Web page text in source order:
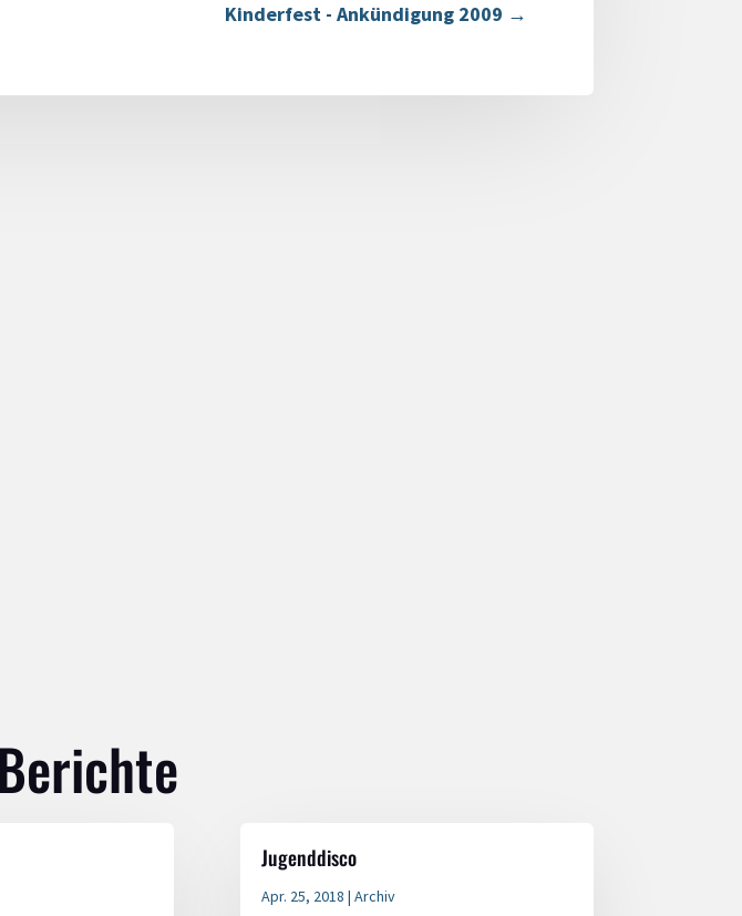
Kinderfest - Ankündigung 2009 →
Jugenddisco
Apr. 25, 2018 | Archiv